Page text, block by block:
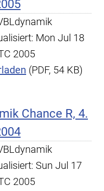
Mon Jul 18
2005
(PDF, 54 KB)
Chance R, 4.
Sun Jul 17
2005